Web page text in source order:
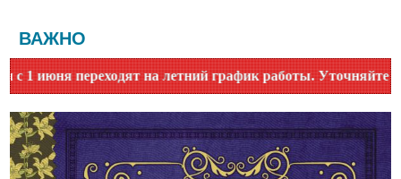
ВАЖНО
переходят на летний график работы. Уточняйте время